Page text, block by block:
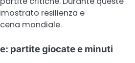
resilienza e
mondiale.
partite giocate e minuti